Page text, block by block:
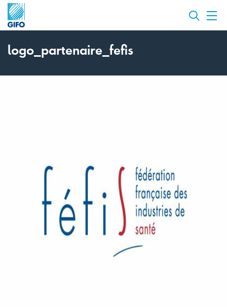
logo_partenaire_fefis